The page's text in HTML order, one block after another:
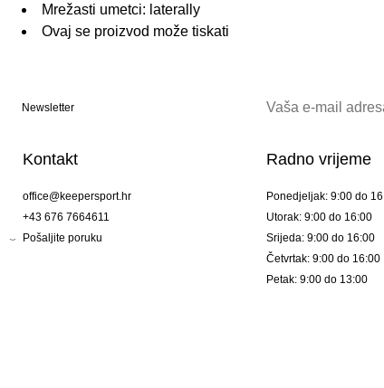
Mrežasti umetci: laterally
Ovaj se proizvod može tiskati
Newsletter
Kontakt
office@keepersport.hr
+43 676 7664611
Pošaljite poruku
Radno vrijeme
Ponedjeljak: 9:00 do
Utorak: 9:00 do 16:00
Srijeda: 9:00 do 16:00
Četvrtak: 9:00 do 16:00
Petak: 9:00 do 13:00